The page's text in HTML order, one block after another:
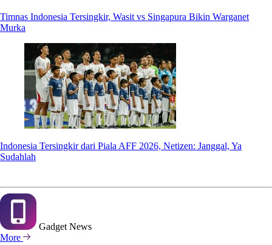
Timnas Indonesia Tersingkir, Wasit vs Singapura Bikin Warganet
Murka
Indonesia Tersingkir dari Piala AFF 2026, Netizen: Janggal, Ya
Sudahlah
Gadget News
More